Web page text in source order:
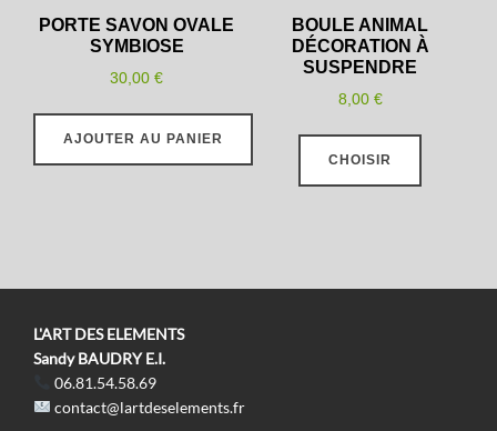
la
page
PORTE SAVON OVALE
SYMBIOSE
30,00€
AJOUTER AU PANIER
BOULE ANIMAL
DÉCORATION À
SUSPENDRE
8,00 €
CHOISIR
Ce
Les
L'ART DES ELEMENTS
Sandy BAUDRY E.I.
06.81.54.58.69
contact@lartdeselements.fr